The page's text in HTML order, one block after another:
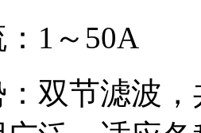
1～50A
双节滤波